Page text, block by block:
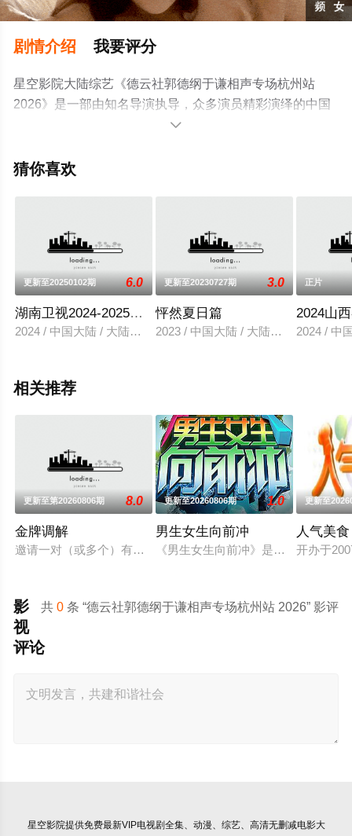
剧情介绍 我要评分
星空影院大陆综艺《德云社郭德纲于谦相声专场杭州站
2026》是一部由知名导演执导，众多演员精彩演绎的中国
大陆综艺，大结局剧情已揭晓（全7期），手机免费观看高
可移步至豆瓣综艺、电视猫或剧情网等平台了解。

猜你喜欢
更新至20250102期 6.0
湖南卫视2024-2025跨年晚会
2024 / 中国大陆 / 大陆综艺
更新至20230727期 3.0
怦然夏日篇
2023 / 中国大陆 / 大陆综艺
正片
2024山
2024 / 中
相关推荐
更新至第20260806期 8.0
金牌调解
邀请一对（或多个）有矛盾的当事人进入演播室，主持人和人
更新至20260806期 1.0
男生女生向前冲
《男生女生向前冲》是安徽卫视的
更新至
人气美食
开办于
共0 条 “德云社郭德纲于谦相声专场杭州站 2026” 影评
影
视
评论
星空影院提供免费最新VIP电视剧全集、动漫、综艺、高清无删减电影大